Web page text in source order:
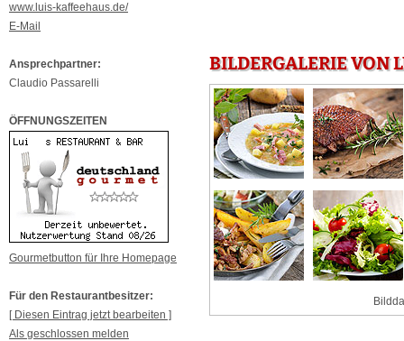
www.luis-kaffeehaus.de/
E-Mail
Ansprechpartner:
Claudio Passarelli
ÖFFNUNGSZEITEN
Gourmetbutton für Ihre Homepage
Für den Restaurantbesitzer:
[ Diesen Eintrag jetzt bearbeiten ]
Als geschlossen melden
BILDERGALERIE VON